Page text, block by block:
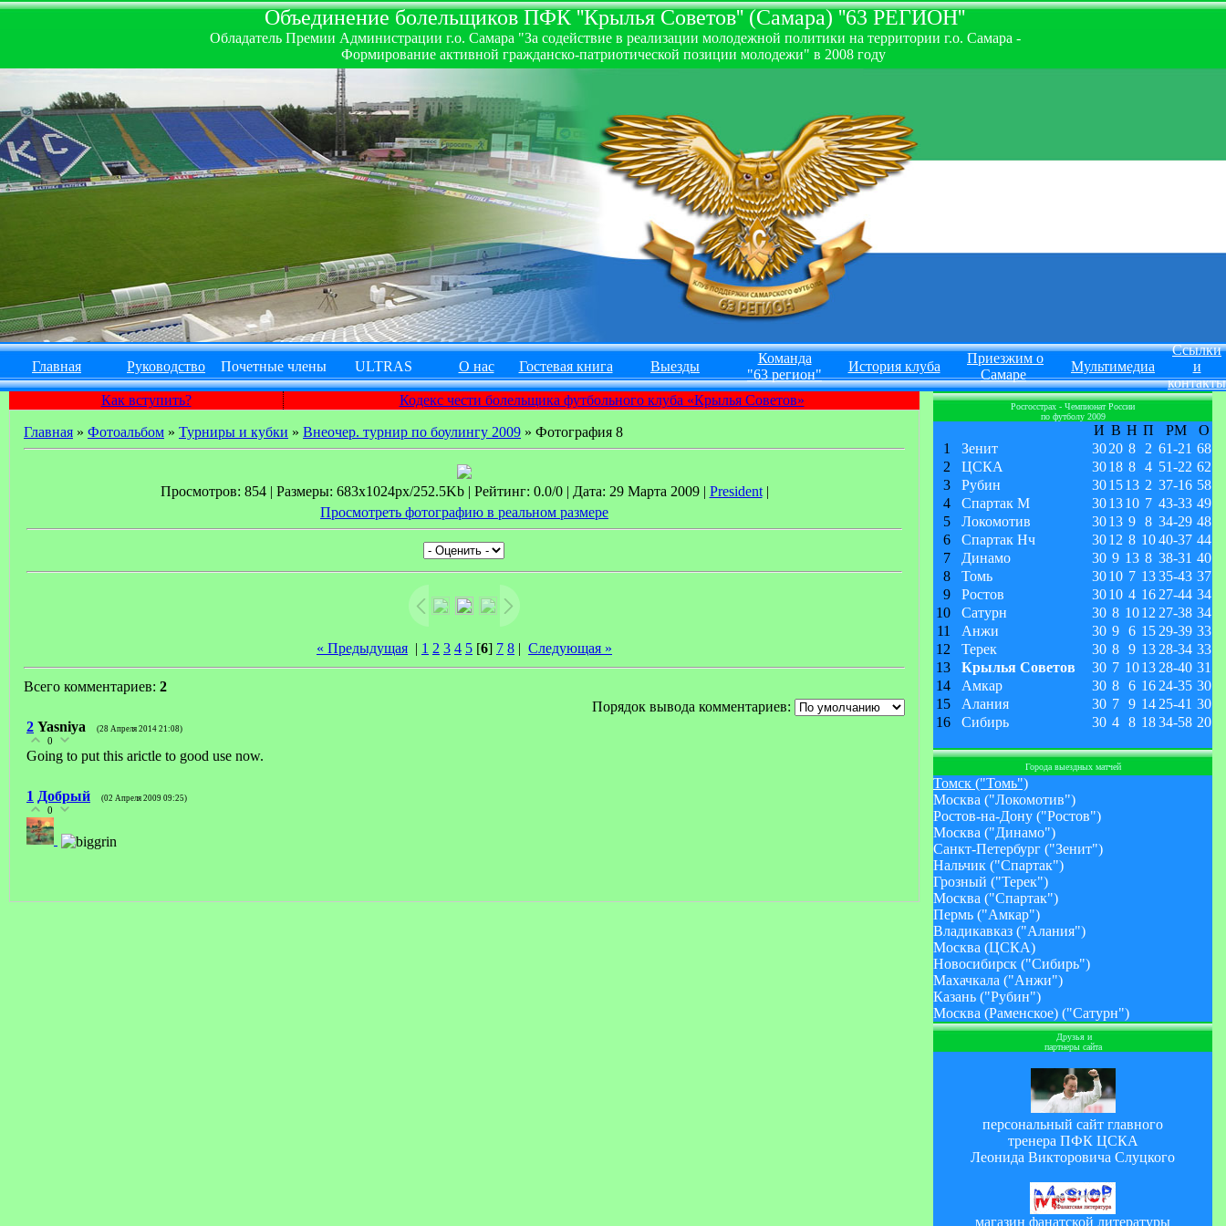
Объединение болельщиков ПФК ''Крылья Советов'' (Самара) ''63 РЕГИОН''
Обладатель Премии Администрации г.о. Самара "За содействие в реализации молодежной политики на территории г.о. Самара -
Формирование активной гражданско-патриотической позиции молодежи" в 2008 году
Главная Руководство Почетные члены ULTRAS О нас Гостевая книга Выезды
Команда
"63 регион"
История клуба
Приезжим о
Самаре
Мультимедиа
Ссылки
и
контакты
Как вступить?
Кодекс чести болельщика футбольного клуба «Крылья Советов»
Главная » Фотоальбом » Турниры и кубки » Внеочер. турнир по боулингу 2009 » Фотография 8
Просмотров: 854 | Размеры: 683x1024px/252.5Kb | Рейтинг: 0.0/0 | Дата: 29 Марта 2009 | President|
Просмотреть фотографию в реальном размере
« Предыдущая | 1 2 3 4 5 [6] 7 8 | Следующая »
Всего комментариев: 2
Порядок вывода комментариев:
2 Yasniya (28 Апреля 2014 21:08)
0
Going to put this arictle to good use now.
1 Добрый (02 Апреля 2009 09:25)
0
Росгосстрах - Чемпионат России
по футболу 2009
И В Н П РМ
О
1
Зенит 3020 8 2 61-21 68
2
ЦСКА 3018 8 4 51-22 62
3
Рубин 301513 2 37-16 58
4
Спартак М 301310 7 43-33 49
5
Локомотив 3013 9 8 34-29 48
6
Спартак Нч 3012 8 1040-37 44
7
Динамо 30 9 13 8 38-31 40
8
Томь 3010 7 1335-43 37
9
Ростов 3010 4 16 27-44 34
10
Сатурн 30 8 1012 27-38 34
11
Анжи 30 9 6 15 29-39 33
12
Терек 30 8 9 13 28-34 33
13
Крылья Советов 30 7 1013 28-40 31
14
Амкар 30 8 6 16 24-35 30
15
Алания 30 7 9 14 25-41 30
16
Сибирь 30 4 8 1834-58 20
Города выездных матчей
Томск ("Томь")
Москва ("Локомотив")
Ростов-на-Дону ("Ростов")
Москва ("Динамо")
Санкт-Петербург ("Зенит")
Нальчик ("Спартак")
Грозный ("Терек")
Москва ("Спартак")
Пермь ("Амкар")
Владикавказ ("Алания")
Москва (ЦСКА)
Новосибирск ("Сибирь")
Махачкала ("Анжи")
Казань ("Рубин")
Москва (Раменское) ("Сатурн")
Друзья и
партнеры сайта
персональный сайт главного
тренера ПФК ЦСКА
Леонида Викторовича Слуцкого
магазин фанатской литературы